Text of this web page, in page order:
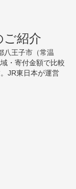
ご紹介
八王子市（常温
・寄付金額で比較
JR東日本が運営